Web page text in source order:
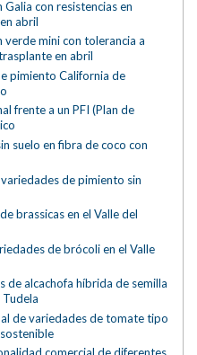
con resistencias en
abril
verde mini con tolerancia a
en abril
pimiento California de
frente a un PFI (Plan de
suelo en fibra de coco con
de pimiento sin
brassicas en el Valle del
de brócoli en el Valle
alcachofa híbrida de semilla
de variedades de tomate tipo